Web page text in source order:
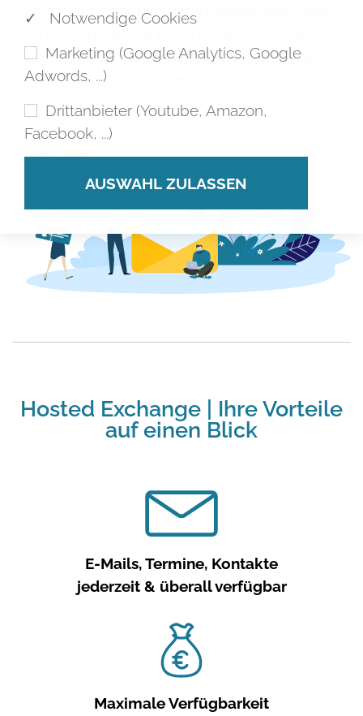
Durch die ständige Verfügbarkeit Ihrer Daten
erhöht digitalnova HOSTED EXCHANGE Ihre
Effizienz und spart Ihnen Zeit und damit auch
Hosted Exchange | Ihre Vorteile
auf einen Blick
E-Mails, Termine, Kontakte
jederzeit & überall verfügbar
Maximale Verfügbarkeit
✓ Notwendige Cookies
Marketing (Google Analytics, Google
Adwords, ...)
Drittanbieter (Youtube, Amazon,
Facebook, ...)